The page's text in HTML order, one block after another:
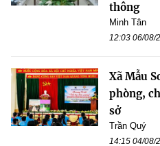
thông
Minh Tân
12:03 06/08/
Xã Mẫu
phòng,
sở
Trần Quý
14:15 04/08/